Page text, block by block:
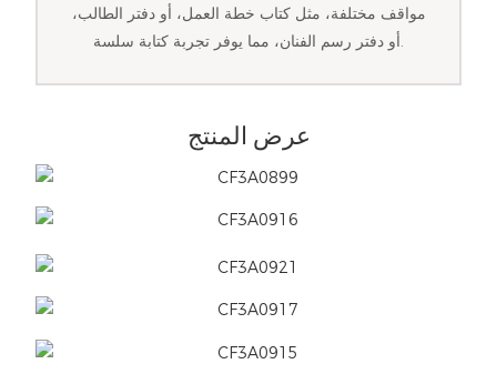
مواقف مختلفة، مثل كتاب خطة العمل، أو دفتر الطالب،
أو دفتر رسم الفنان، مما يوفر تجربة كتابة سلسة.
عرض المنتج